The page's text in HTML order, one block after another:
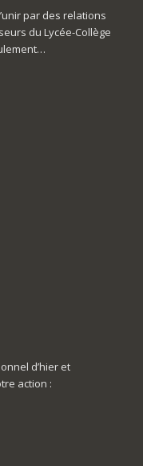
par des relations
du Lycée-Collège
d’hier et
action :